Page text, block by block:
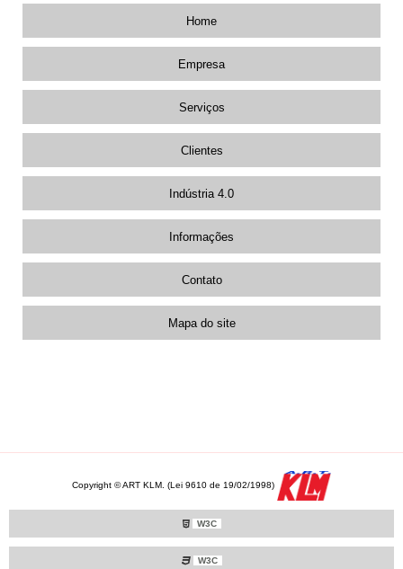
Home
Empresa
Serviços
Clientes
Indústria 4.0
Informações
Contato
Mapa do site
Copyright © ART KLM. (Lei 9610 de 19/02/1998)
W3C
W3C